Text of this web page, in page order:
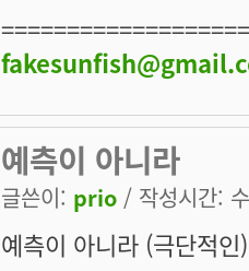
예측이 아니라
글쓴이: prio / 작성시간:
예측이 아니라 (극단적